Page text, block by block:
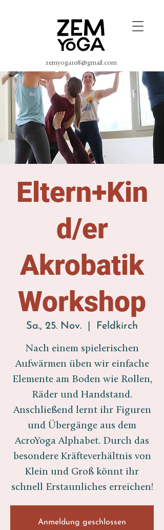
zemyoga108@gmail.com
Eltern+Kin
d/er
Akrobatik
Workshop
Sa., 25. Nov. Feldkirch
Nach einem spielerischen
Aufwärmen üben wir einfache
Elemente am Boden wie Rollen,
Räder und Handstand.
Anschließend lernt ihr Figuren
und Übergänge aus dem
AcroYoga Alphabet. Durch das
besondere Kräfteverhältnis von
Klein und Groß könnt ihr
Anmeldung geschlossen